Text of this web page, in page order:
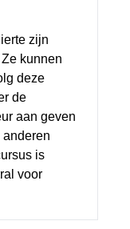
zijn
kunnen
deze
de
aan geven
anderen
is
voor